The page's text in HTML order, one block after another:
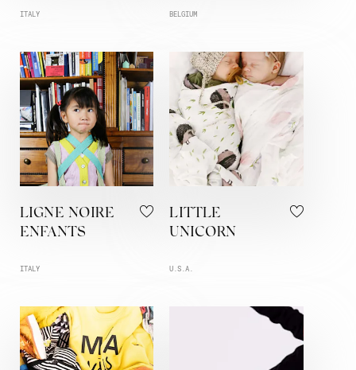
ITALY BELGIUM
LIGNE NOIRE
ENFANTS
ITALY
LITTLE
UNICORN
U.S.A.